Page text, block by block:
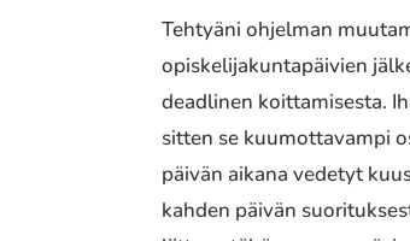
Tehtyäni ohjelman
opiskelijakuntapäivien
deadlinen koittamisesta.
sitten se kuumottavampi
päivän aikana vedetyt
kahden päivän